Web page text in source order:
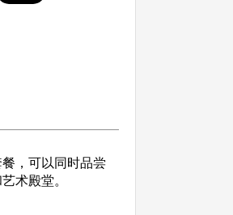
，可以同时品尝
术殿堂。